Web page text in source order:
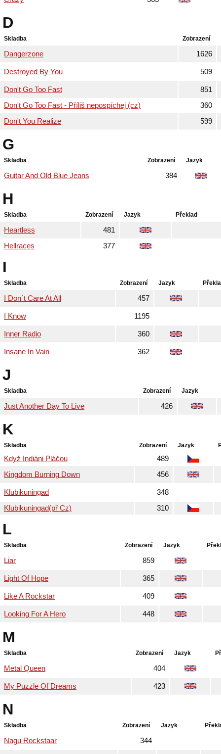
D
Skladba Zobrazení
Dangerzone 1626
Destroyed By You 509
Don't Go Too Fast
851
Don't Go Too Fast - Příliš nepospíchej (cz)
360
Don't You Realize
599
G
Skladba Zobrazení Jazyk
Guitar And Old Blue Jeans 384
H
Skladba Zobrazení Jazyk Překlad
Heartless
481
Hellraces
377
I
Skladba Zobrazení Jazyk
I Don´t Care At All 457
I Know 1195
Inner Radio 360
Insane In Vain 362
J
Skladba Zobrazení Jazyk
Just Another Day To Live 426
K
Skladba Zobrazení Jazyk
Když Indiáni Pláčou
489
Kingdom Burning Down
456
Klubikuningad
348
Klubikuningad(př Cz)
310
L
Skladba Zobrazení Jazyk
Liar 859
Light Of Hope 365
Like A Rockstar 409
Looking For A Hero 448
M
Skladba Zobrazení Jazyk
Metal Queen 404
My Puzzle Of Dreams 423
N
Skladba Zobrazení Jazyk
Nagu Rockstaar 344